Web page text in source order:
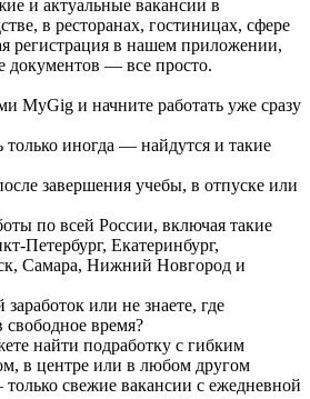
и актуальные вакансии в
в ресторанах, гостиницах, сфере
регистрация в нашем приложении,
документов — все просто.
MyGig и начните работать уже сразу
только иногда — найдутся и такие
завершения учебы, в отпуске или
по всей России, включая такие
Петербург, Екатеринбург,
Самара, Нижний Новгород и
или не знаете, где
свободное время?
найти подработку с гибким
в центре или в любом другом
свежие вакансии с ежедневной